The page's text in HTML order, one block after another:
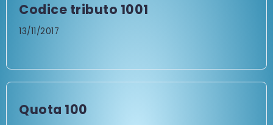
Codice tributo 1001
13/11/2017
Quota 100